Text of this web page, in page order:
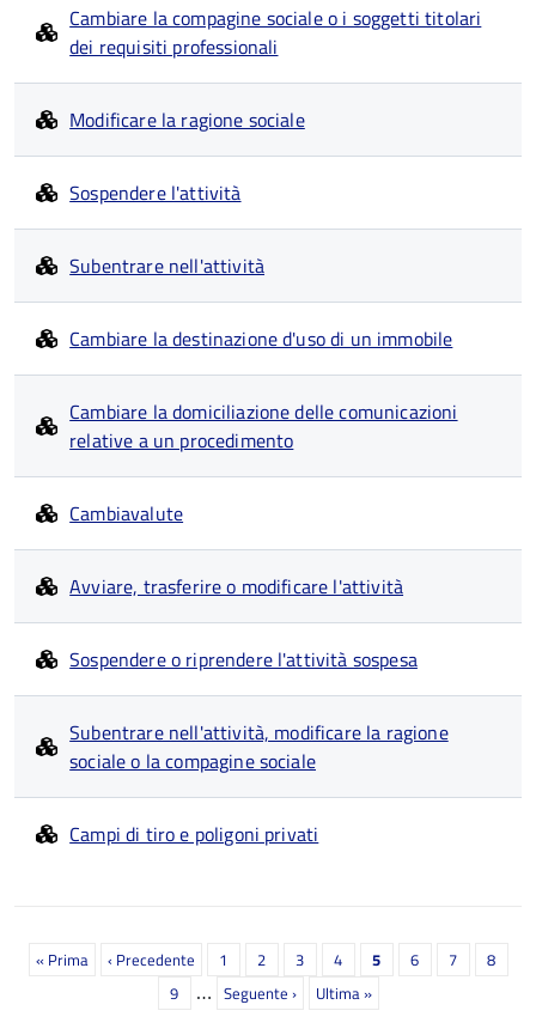
Cambiare la compagine sociale o i soggetti titolari
dei requisiti professionali
Modificare la ragione sociale
Sospendere l'attività
Subentrare nell'attività
Cambiare la destinazione d'uso di un immobile
Cambiare la domiciliazione delle comunicazioni
relative a un procedimento
Cambiavalute
Avviare, trasferire o modificare l'attività
Sospendere o riprendere l'attività sospesa
Subentrare nell'attività, modificare la ragione
sociale o la compagine sociale
Campi di tiro e poligoni privati
Paginazione
Prima
« Prima
Pagina
precedente
‹ Precedente Pagina
1 Pagina
2 Pagina
3 Pagina
4
Pagina
5 Pagina
6 Pagina
7 Pagina
8
Pagina
9 … Prossima
Seguente ›
Ultima
Ultima »